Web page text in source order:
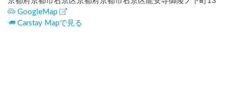
GoogleMap
Carstay Mapで見る